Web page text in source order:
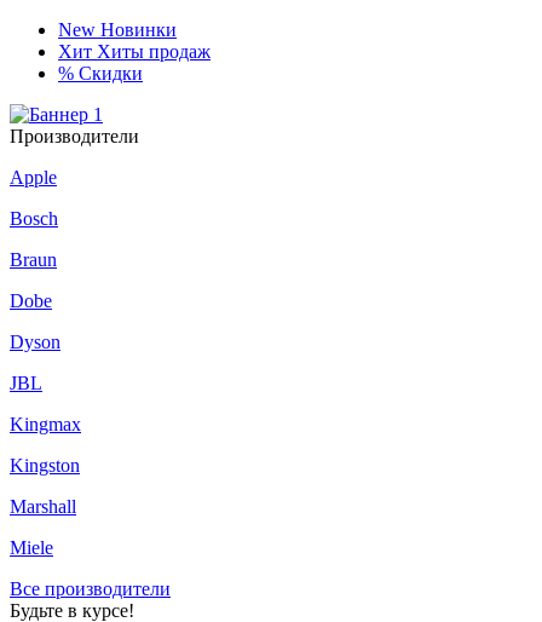
New Новинки
Хит Хиты продаж
% Скидки
Производители
Apple
Bosch
Braun
Dobe
Dyson
JBL
Kingmax
Kingston
Marshall
Miele
Все производители
Будьте в курсе!